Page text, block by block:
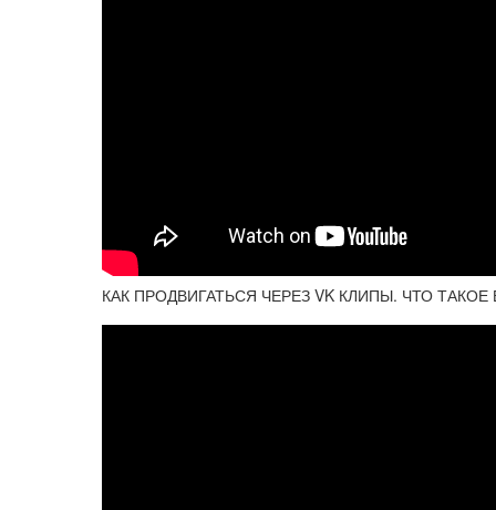
КАК ПРОДВИГАТЬСЯ ЧЕРЕЗ VK КЛИПЫ. ЧТО ТАКОЕ